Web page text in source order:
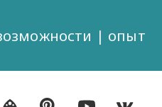
| опыт